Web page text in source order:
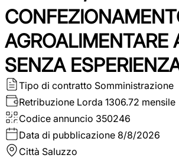
AGROALIMENTARE
SENZA
Tipo di contratto Somministrazione
Retribuzione Lorda 1306.72 mensile
Codice annuncio 350246
Data di pubblicazione 8/8/2026
Città Saluzzo